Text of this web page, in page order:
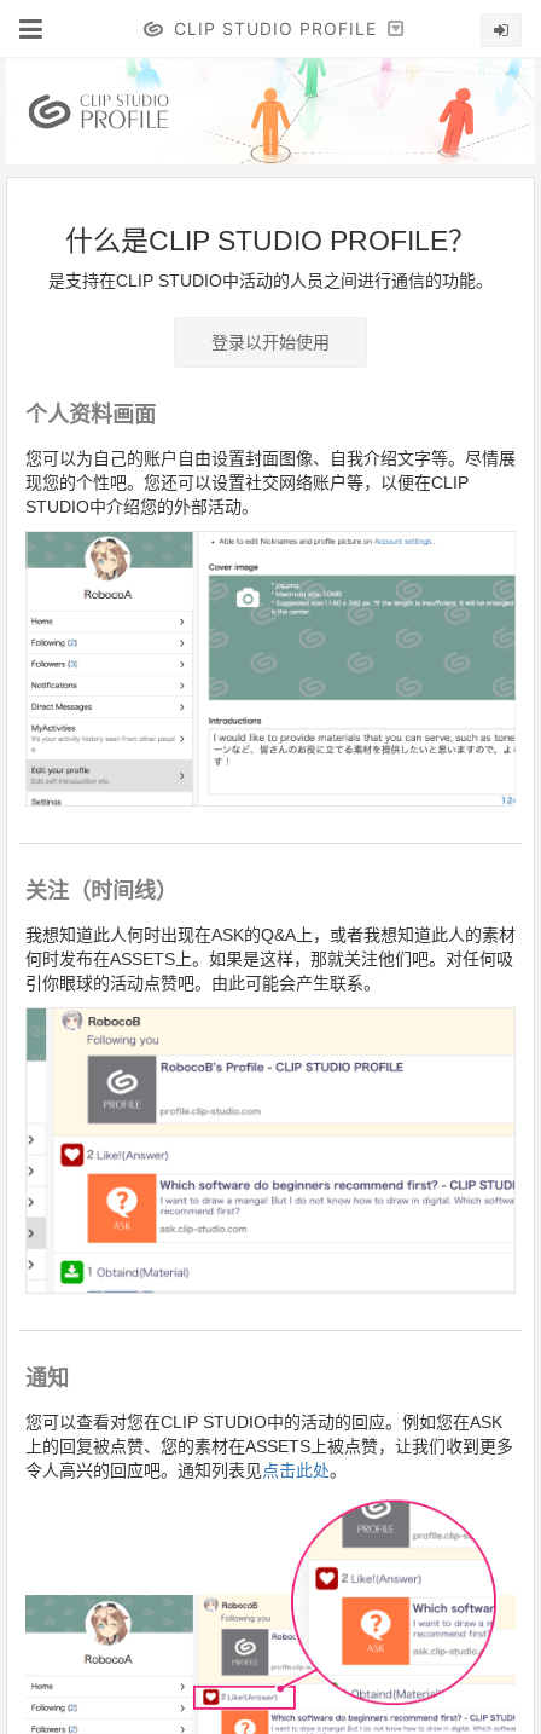
CLIP STUDIO PROFILE
什么是CLIP STUDIO PROFILE？
是支持在CLIP STUDIO中活动的人员之间进行通信的功能。
登录以开始使用
个人资料画面
您可以为自己的账户自由设置封面图像、自我介绍文字等。尽情展
现您的个性吧。您还可以设置社交网络账户等，以便在CLIP
STUDIO中介绍您的外部活动。
关注（时间线）
我想知道此人何时出现在ASK的Q&A上，或者我想知道此人的素材
何时发布在ASSETS上。如果是这样，那就关注他们吧。对任何吸
引你眼球的活动点赞吧。由此可能会产生联系。
通知
您可以查看对您在CLIP STUDIO中的活动的回应。例如您在ASK
上的回复被点赞、您的素材在ASSETS上被点赞，让我们收到更多
令人高兴的回应吧。通知列表见点击此处。